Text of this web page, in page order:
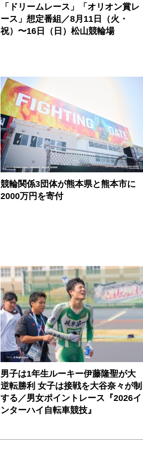
「ドリームレース」「オリオン賞レ
ース」想定番組／8月11日（火・
祝）〜16日（日）松山競輪場
競輪関係3団体が熊本県と熊本市に
2000万円を寄付
男子は1年生ルーキー伊藤隆聖が大
逆転勝利 女子は接戦を大谷奈々が制
する／男女ポイントレース『2026イ
ンターハイ自転車競技』